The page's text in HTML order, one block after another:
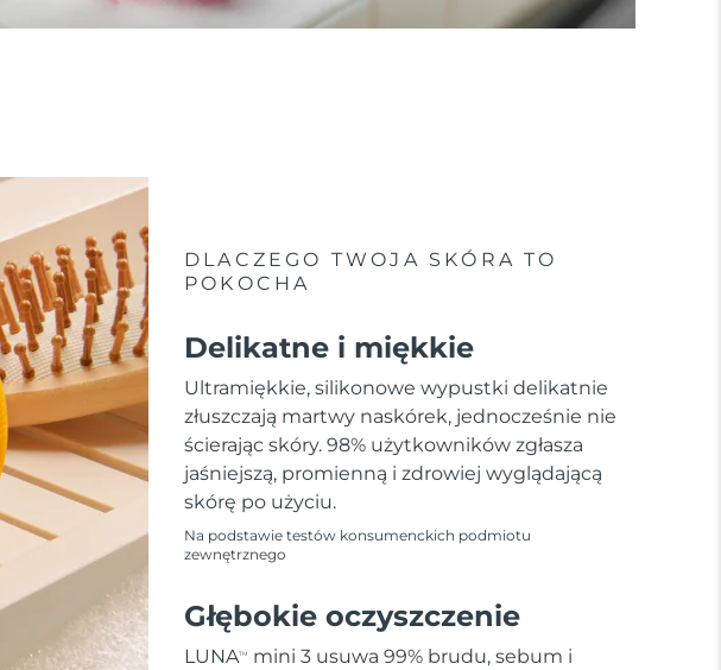
DLACZEGO TWOJA SKÓRA TO
POKOCHA
Delikatne i miękkie
Ultramiękkie, silikonowe wypustki delikatnie
złuszczają martwy naskórek, jednocześnie nie
ścierając skóry. 98% użytkowników zgłasza
jaśniejszą, promienną i zdrowiej wyglądającą
skórę po użyciu.
Na podstawie testów konsumenckich podmiotu
zewnętrznego
Głębokie oczyszczenie
LUNATM
mini 3 usuwa 99% brudu, sebum i